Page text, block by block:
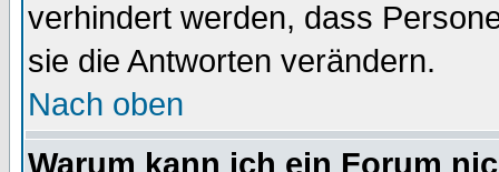
verhindert werden, dass
sie die Antworten verändern.
Nach oben
Warum kann ich ein Forum